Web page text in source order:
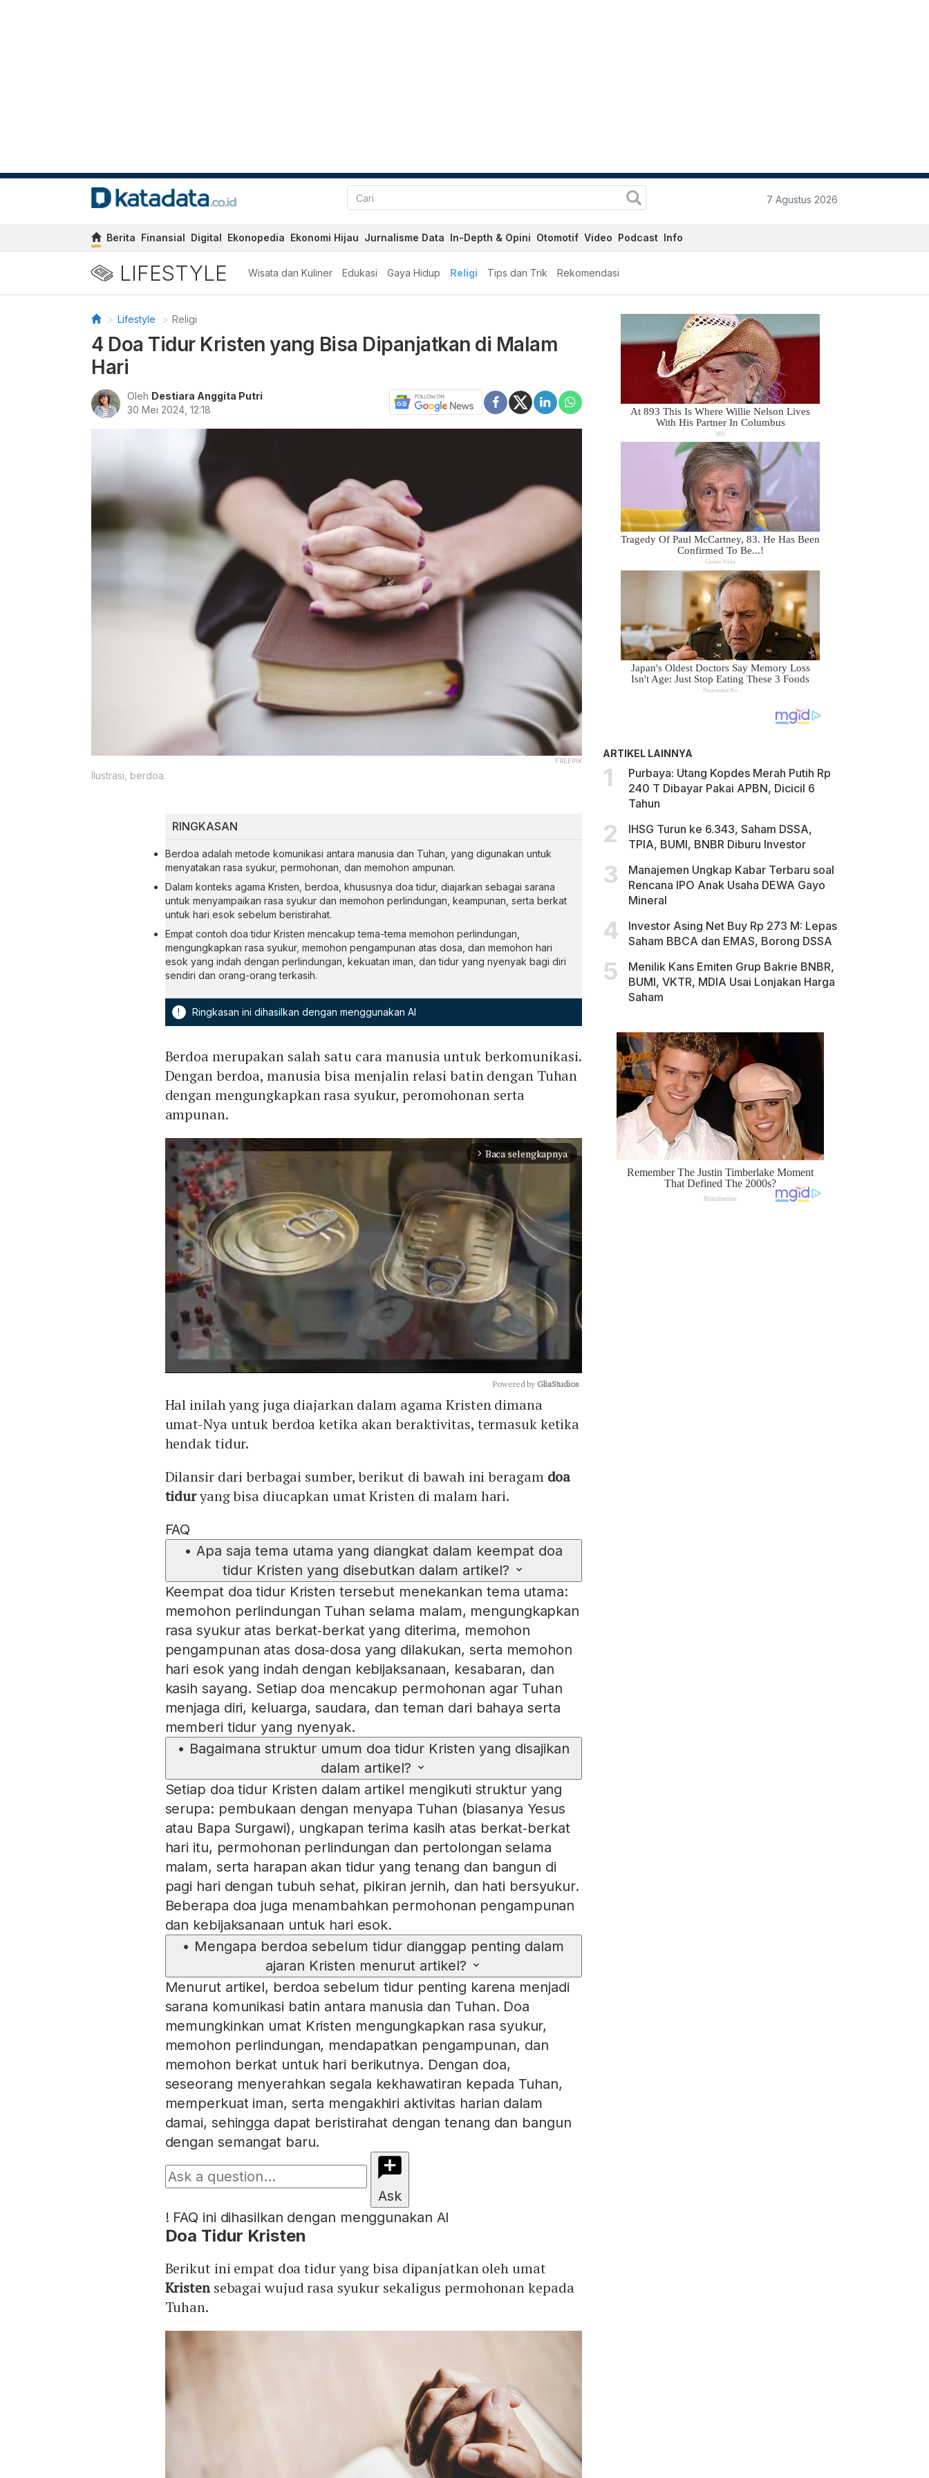
7 Agustus 2026
Berita Finansial Digital Ekonopedia Ekonomi Hijau Jurnalisme Data In-Depth & Opini Otomotif Video Podcast Info
LIFESTYLE Wisata dan Kuliner Edukasi Gaya Hidup Religi Tips dan Trik Rekomendasi
Lifestyle Religi
4 Doa Tidur Kristen yang Bisa Dipanjatkan di Malam
Hari
Oleh Destiara Anggita Putri
30 Mei 2024, 12:18
FREEPIK
Ilustrasi, berdoa.
RINGKASAN
Berdoa adalah metode komunikasi antara manusia dan Tuhan, yang digunakan untuk
menyatakan rasa syukur, permohonan, dan memohon ampunan.
Dalam konteks agama Kristen, berdoa, khususnya doa tidur, diajarkan sebagai sarana
untuk menyampaikan rasa syukur dan memohon perlindungan, keampunan, serta berkat
untuk hari esok sebelum beristirahat.
Empat contoh doa tidur Kristen mencakup tema-tema memohon perlindungan,
mengungkapkan rasa syukur, memohon pengampunan atas dosa, dan memohon hari
esok yang indah dengan perlindungan, kekuatan iman, dan tidur yang nyenyak bagi diri
sendiri dan orang-orang terkasih.
! Ringkasan ini dihasilkan dengan menggunakan AI
Berdoa merupakan salah satu cara manusia untuk berkomunikasi.
Dengan berdoa, manusia bisa menjalin relasi batin dengan Tuhan
dengan mengungkapkan rasa syukur, peromohonan serta
ampunan.
arrow_forward_ios Baca selengkapnya
Mute
Powered by GliaStudios
Hal inilah yang juga diajarkan dalam agama Kristen dimana
umat-Nya untuk berdoa ketika akan beraktivitas, termasuk ketika
hendak tidur.
Dilansir dari berbagai sumber, berikut di bawah ini beragam doa
tiduryang bisa diucapkan umat Kristen di malam hari.
FAQ
• Apa saja tema utama yang diangkat dalam keempat doa
tidur Kristen yang disebutkan dalam artikel?
Keempat doa tidur Kristen tersebut menekankan tema utama:
memohon perlindungan Tuhan selama malam, mengungkapkan
rasa syukur atas berkat‑berkat yang diterima, memohon
pengampunan atas dosa‑dosa yang dilakukan, serta memohon
hari esok yang indah dengan kebijaksanaan, kesabaran, dan
kasih sayang. Setiap doa mencakup permohonan agar Tuhan
menjaga diri, keluarga, saudara, dan teman dari bahaya serta
memberi tidur yang nyenyak.
• Bagaimana struktur umum doa tidur Kristen yang disajikan
dalam artikel?
Setiap doa tidur Kristen dalam artikel mengikuti struktur yang
serupa: pembukaan dengan menyapa Tuhan (biasanya Yesus
atau Bapa Surgawi), ungkapan terima kasih atas berkat‑berkat
hari itu, permohonan perlindungan dan pertolongan selama
malam, serta harapan akan tidur yang tenang dan bangun di
pagi hari dengan tubuh sehat, pikiran jernih, dan hati bersyukur.
Beberapa doa juga menambahkan permohonan pengampunan
dan kebijaksanaan untuk hari esok.
• Mengapa berdoa sebelum tidur dianggap penting dalam
ajaran Kristen menurut artikel?
Menurut artikel, berdoa sebelum tidur penting karena menjadi
sarana komunikasi batin antara manusia dan Tuhan. Doa
memungkinkan umat Kristen mengungkapkan rasa syukur,
memohon perlindungan, mendapatkan pengampunan, dan
memohon berkat untuk hari berikutnya. Dengan doa,
seseorang menyerahkan segala kekhawatiran kepada Tuhan,
memperkuat iman, serta mengakhiri aktivitas harian dalam
damai, sehingga dapat beristirahat dengan tenang dan bangun
dengan semangat baru.
Ask
! FAQ ini dihasilkan dengan menggunakan AI
Doa Tidur Kristen
Berikut ini empat doa tidur yang bisa dipanjatkan oleh umat
Kristensebagai wujud rasa syukur sekaligus permohonan kepada
Tuhan.
ARTIKEL LAINNYA
Purbaya: Utang Kopdes Merah Putih Rp
240 T Dibayar Pakai APBN, Dicicil 6
Tahun
IHSG Turun ke 6.343, Saham DSSA,
TPIA, BUMI, BNBR Diburu Investor
Manajemen Ungkap Kabar Terbaru soal
Rencana IPO Anak Usaha DEWA Gayo
Mineral
Investor Asing Net Buy Rp 273 M: Lepas
Saham BBCA dan EMAS, Borong DSSA
Menilik Kans Emiten Grup Bakrie BNBR,
BUMI, VKTR, MDIA Usai Lonjakan Harga
Saham